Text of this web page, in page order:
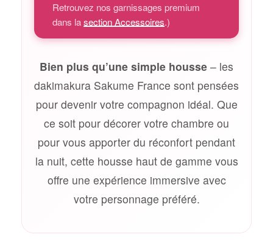
Retrouvez nos garnissages premium
dans lasection Accessoires.)
Bien plus qu’une simple housse – les
dakimakura Sakume France sont pensées
pour devenir votre compagnon idéal. Que
ce soit pour décorer votre chambre ou
pour vous apporter du réconfort pendant
la nuit, cette housse haut de gamme vous
offre une expérience immersive avec
votre personnage préféré.